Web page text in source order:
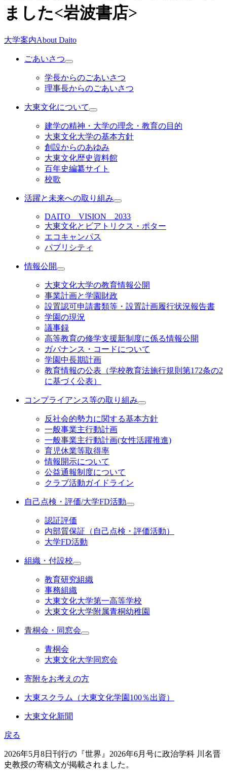
ました<岩波書店>
大学案内About Daito
ごあいさつ
学長からのごあいさつ
理事長からのごあいさつ
大東文化について
建学の精神・大学の理念・教育の目的
大東文化大学の基本方針
創設からのあゆみ
大東文化歴史資料館
百年史編纂サイト
校歌
活躍と未来への取り組み
DAITO VISION 2033
大東文化とビアトリクス・ポター
エコキャンパス
パブリシティ
情報公開
大東文化大学の教育情報公開
事業計画と学園財政
設置認可申請書類等・設置計画履行状況報告書
学園の現況
議事録
高等教育の修学支援新制度に係る情報公開
ガバナンス・コードについて
学園中長期計画
教育情報の公表（学校教育法施行規則第172条の2
に基づく公表）
コンプライアンス等の取り組み
反社会的勢力に関する基本方針
一般事業主行動計画
一般事業主行動計画(女性活躍推進)
育児休業等取得率
情報開示について
公益通報制度について
クラブ活動ガイドライン
自己点検・評価/大学FD活動
認証評価
内部質保証（自己点検・評価活動）
大学FD活動
組織・付設校
教育研究組織
事務組織
大東文化大学第一高等学校
大東文化大学附属青桐幼稚園
青桐会・同窓会
青桐会
大東文化大学同窓会
寄附をお考えの方
大東スクラム（大東文化学園100％出資）
大東文化新聞
戻る
2026年5月8日刊行の『世界』2026年6月号に政治学科 川名晋
史教授の寄稿文が掲載されました。